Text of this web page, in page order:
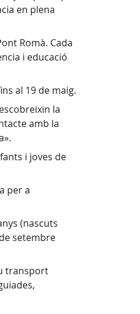
en plena
Romà. Cada
i educació
al 19 de maig.
la
amb la
i joves de
per a
(nascuts
setembre
transport